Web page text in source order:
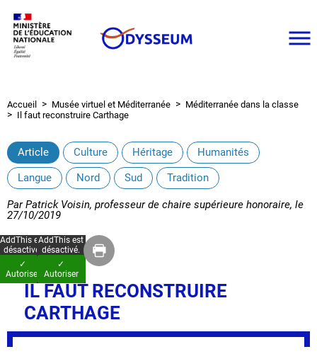
contenu
principal
Fil
Accueil Musée virtuel et Méditerranée
Méditerranée dans la classe
Il faut reconstruire Carthage
Article Culture Héritage
Humanités
Langue
Nord Sud Tradition
ParPatrick Voisin, professeur de chaire supérieure honoraire, le
27/10/2019
AddThis est
désactivé.
✓
Autoriser
AddThis est
désactivé.
✓
Autoriser
IL FAUT RECONSTRUIRE
CARTHAGE